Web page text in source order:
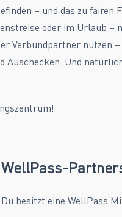
– und das zu fairen
oder im Urlaub
Verbundpartner nutzen
Und
WellPass-
Du besitzt eine WellPass